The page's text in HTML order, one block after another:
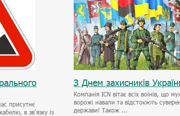
присутнє
в зв'язку із
З Днем захисників
Компанія ICN вітає всіх воїнів, що
ворожі навали та відстоюють
держави! Також ...